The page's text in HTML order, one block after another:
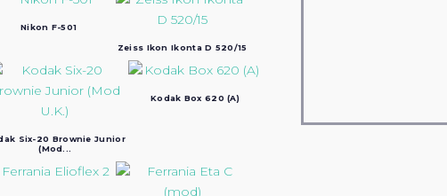
Nikon F-501
Zeiss Ikon Ikonta D 520/15
Six-20 Brownie Junior
(Mod...
Kodak Box 620 (A)